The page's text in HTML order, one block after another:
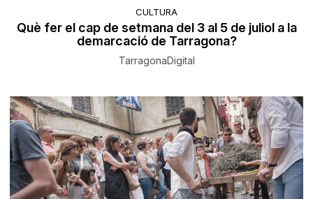
CULTURA
Què fer el cap de setmana del 3 al 5 de juliol a la
demarcació de Tarragona?
TarragonaDigital